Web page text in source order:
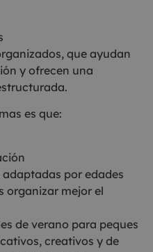
que ayudan
y ofrecen una
es que:
por edades
organizar mejor el
de verano para peques
creativos y de